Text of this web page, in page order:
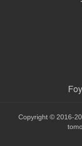
Copyright © 2016-